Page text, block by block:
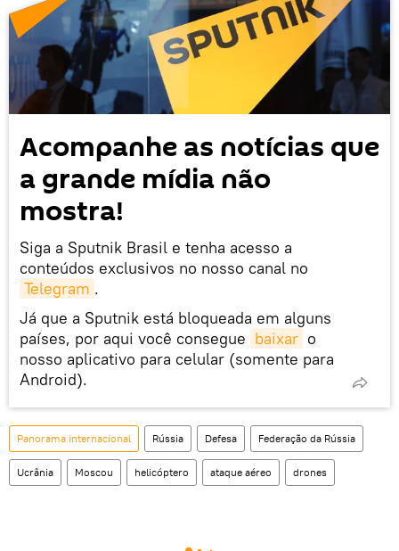
Acompanhe as notícias que
a grande mídia não
mostra!
Siga a Sputnik Brasil e tenha acesso a
conteúdos exclusivos no nosso canal no
Telegram .
Já que a Sputnik está bloqueada em alguns
países, por aqui você consegue baixar o
nosso aplicativo para celular (somente para
Android).
Panorama internacional Rússia Defesa Federação da Rússia
Ucrânia Moscou helicóptero ataque aéreo drones